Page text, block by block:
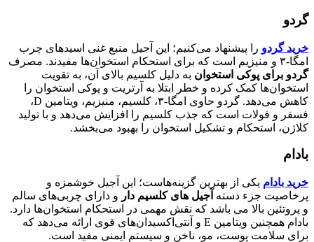
گردو
خرید گردو را پیشنهاد می‌کنیم؛ این آجیل منبع غنی اسیدهای چرب
امگا-۳ و منیزیم است که برای استحکام استخوان‌ها مفیدند. مصرف
گردو برای پوکی استخوان به دلیل کلسیم بالای آن، به تقویت
استخوان‌ها کمک کرده و خطر ابتلا به آرتریت و پوکی استخوان را
کاهش می‌دهد. گردو حاوی امگا-۳، کلسیم، منیزیم، ویتامین D،
فسفر و فولات است که جذب کلسیم را افزایش می‌دهد و با تولید
کلاژن، استحکام و تشکیل استخوان را بهبود می‌بخشد.
بادام
خرید بادام یکی از بهترین گزینه‌هاست؛ این آجیل خوشمزه و
پرخاصیت جزء دسته آجیل های کلسیم دار و دارای چربی‌های سالم
و پروتئین بالا می باشد که نقش مهمی در استحکام استخوان‌ها دارد.
بادام همچنین ویتامین E و آنتی‌اکسیدان‌های قوی ارائه می‌دهد که
برای سلامت پوست، مو، ناخن و سیستم ایمنی مفید است.